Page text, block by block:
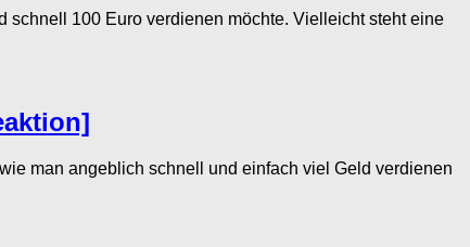
100 Euro verdienen möchte. Vielleicht steht eine
man angeblich schnell und einfach viel Geld verdienen